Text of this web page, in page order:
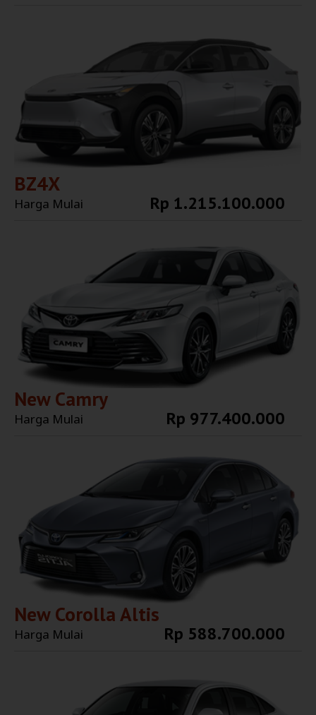
BZ4X
Harga Mulai Rp 1.215.100.000
New Camry
Harga Mulai Rp 977.400.000
New Corolla Altis
Harga Mulai Rp 588.700.000